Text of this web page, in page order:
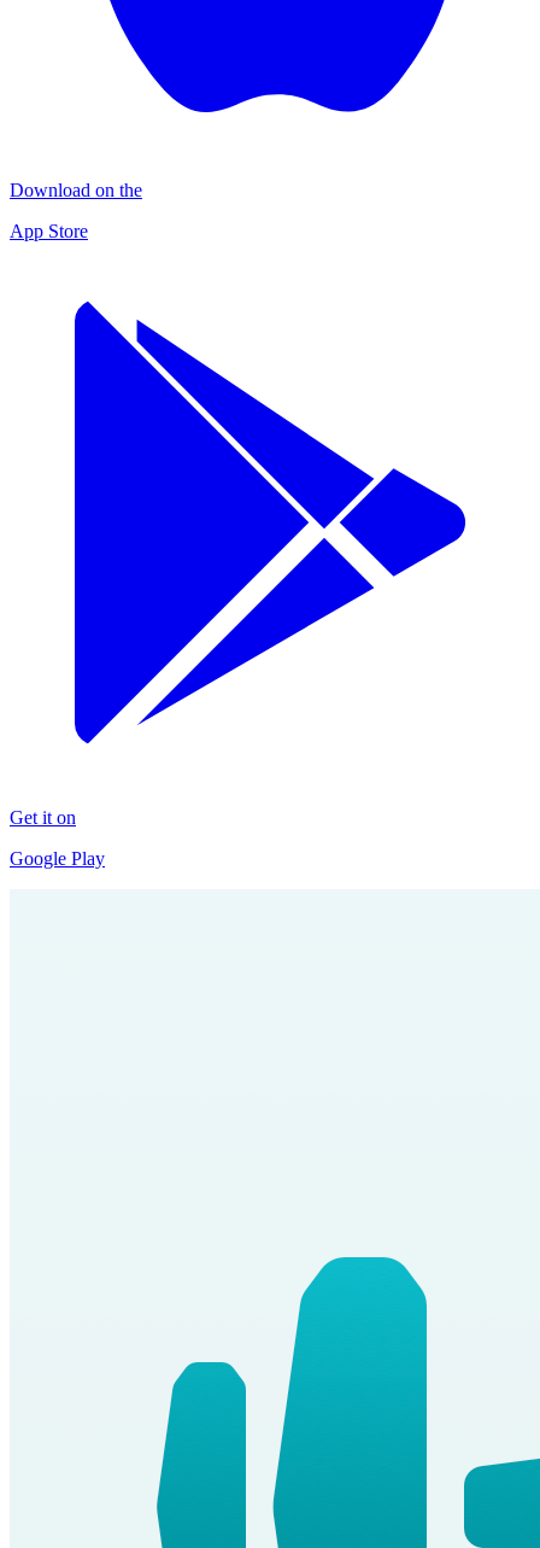
Download on the
App Store
Get it on
Google Play